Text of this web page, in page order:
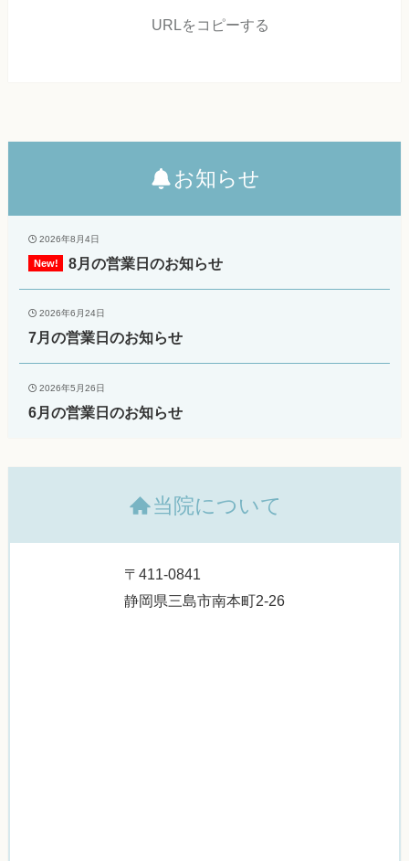
URLをコピーする
お知らせ
2026年8月4日
8月の営業日のお知らせ
2026年6月24日
7月の営業日のお知らせ
2026年5月26日
6月の営業日のお知らせ
当院について
〒411-0841
静岡県三島市南本町2-26